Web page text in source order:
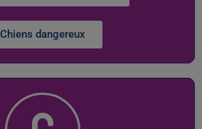
Chiens dangereux